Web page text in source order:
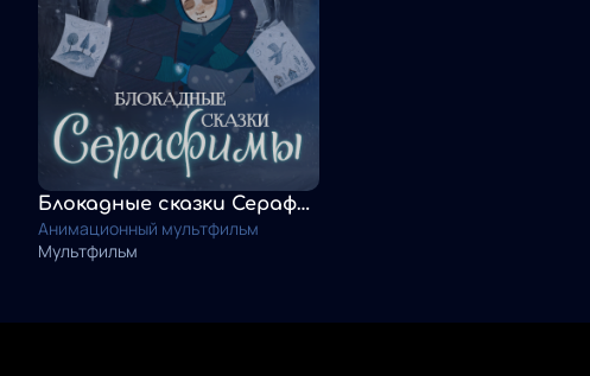
Блокадные сказки Серафимы
Анимационный мультфильм
Мультфильм